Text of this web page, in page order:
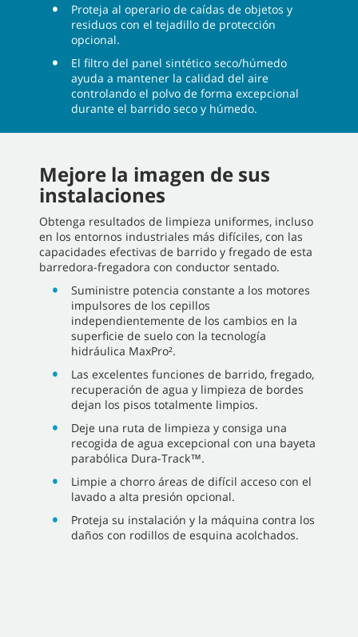
Proteja al operario de caídas de objetos y
residuos con el tejadillo de protección
opcional.
El filtro del panel sintético seco/húmedo
ayuda a mantener la calidad del aire
controlando el polvo de forma excepcional
durante el barrido seco y húmedo.
Mejore la imagen de sus
instalaciones
Obtenga resultados de limpieza uniformes, incluso
en los entornos industriales más difíciles, con las
capacidades efectivas de barrido y fregado de esta
barredora-fregadora con conductor sentado.
Suministre potencia constante a los motores
impulsores de los cepillos
independientemente de los cambios en la
superficie de suelo con la tecnología
hidráulica MaxPro².
Las excelentes funciones de barrido, fregado,
recuperación de agua y limpieza de bordes
dejan los pisos totalmente limpios.
Deje una ruta de limpieza y consiga una
recogida de agua excepcional con una bayeta
parabólica Dura-Track™.
Limpie a chorro áreas de difícil acceso con el
lavado a alta presión opcional.
Proteja su instalación y la máquina contra los
daños con rodillos de esquina acolchados.